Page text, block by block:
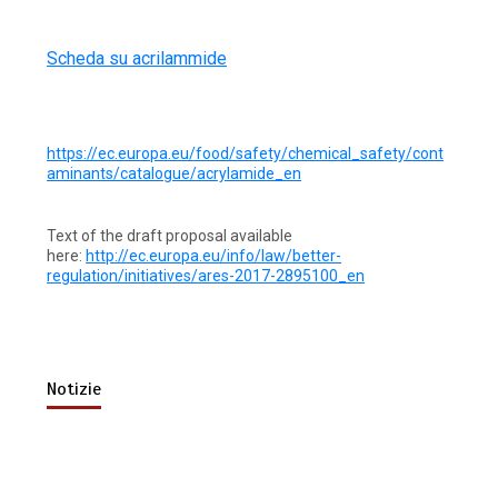
Scheda su acrilammide
https://ec.europa.eu/food/safety/chemical_safety/cont
aminants/catalogue/acrylamide_en
Text of the draft proposal available
here: http://ec.europa.eu/info/law/better-
regulation/initiatives/ares-2017-2895100_en
Notizie